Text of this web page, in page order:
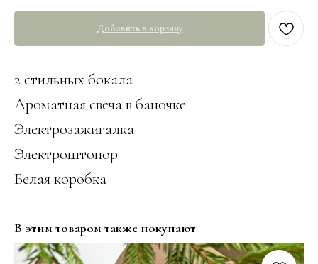
Добавить в корзину
2 стильных бокала
Ароматная свеча в баночке
Электрозажигалка
Электроштопор
Белая коробка
В этим товаром также покупают